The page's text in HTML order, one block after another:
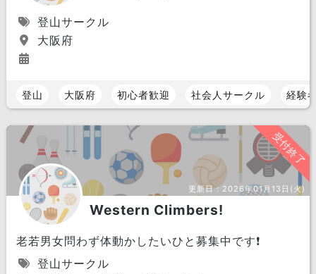
登山サークル
大阪府
登山 大阪府 初心者歓迎 社会人サークル 経験
受付終了
更新日： 2026年01月13日(火)
Western Climbers!
老若男女問わず体動かしたいひと募集中です❗️
登山サークル